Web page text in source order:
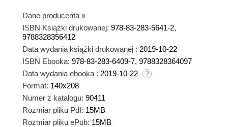
Dane producenta »
ISBN Książki drukowanej: 978-83-283-5641-2,
9788328356412
Data wydania książki drukowanej : 2019-10-22
ISBN Ebooka: 978-83-283-6409-7, 9788328364097
Data wydania ebooka : 2019-10-22
Format: 140x208
Numer z katalogu: 90411
Rozmiar pliku Pdf: 15MB
Rozmiar pliku ePub: 15MB